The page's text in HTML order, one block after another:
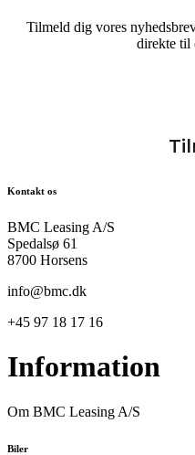
Tilmeld dig vores
direkte til
Kontakt os
BMC Leasing A/S
Spedalsø 61
8700 Horsens
info@bmc.dk
+45 97 18 17 16
Information
Om BMC Leasing A/S
Biler